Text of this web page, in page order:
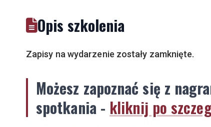
Opis szkolenia
Zapisy na wydarzenie zostały zamknięte.
Możesz zapoznać się z
spotkania - kliknij po